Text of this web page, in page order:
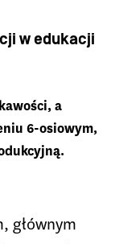
w edukacji
a
6-osiowym,
głównym